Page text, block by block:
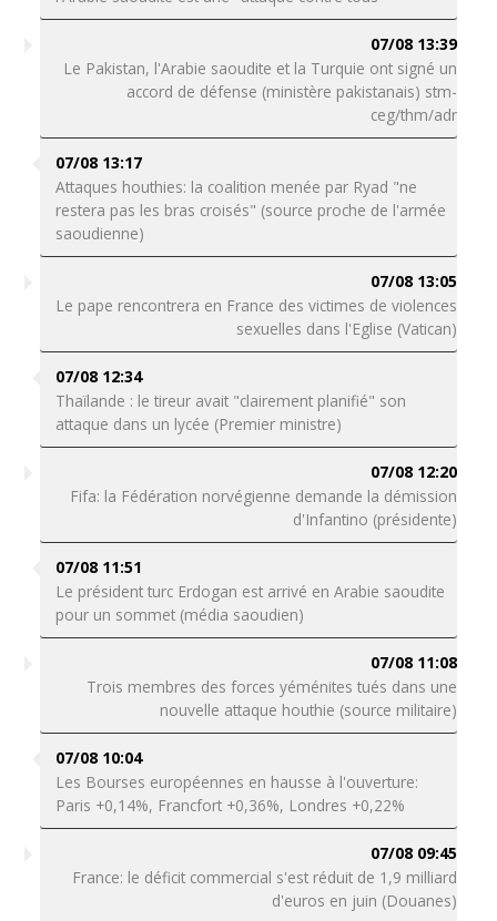
07/08 13:39
Le Pakistan, l'Arabie saoudite et la Turquie ont signé un
accord de défense (ministère pakistanais) stm-
ceg/thm/adr
07/08 13:17
Attaques houthies: la coalition menée par Ryad "ne
restera pas les bras croisés" (source proche de l'armée
saoudienne)
07/08 13:05
Le pape rencontrera en France des victimes de violences
sexuelles dans l'Eglise (Vatican)
07/08 12:34
Thaïlande : le tireur avait "clairement planifié" son
attaque dans un lycée (Premier ministre)
07/08 12:20
Fifa: la Fédération norvégienne demande la démission
d'Infantino (présidente)
07/08 11:51
Le président turc Erdogan est arrivé en Arabie saoudite
pour un sommet (média saoudien)
07/08 11:08
Trois membres des forces yéménites tués dans une
nouvelle attaque houthie (source militaire)
07/08 10:04
Les Bourses européennes en hausse à l'ouverture:
Paris +0,14%, Francfort +0,36%, Londres +0,22%
07/08 09:45
France: le déficit commercial s'est réduit de 1,9 milliard
d'euros en juin (Douanes)